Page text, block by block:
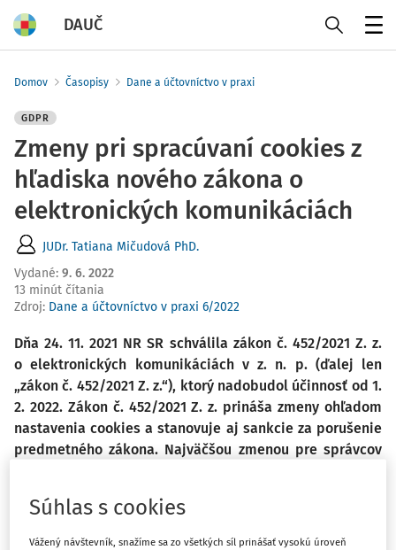
DAUČ
Domov Časopisy Dane a účtovníctvo v praxi
GDPR
Zmeny pri spracúvaní cookies z
hľadiska nového zákona o
elektronických komunikáciách
JUDr. Tatiana Mičudová PhD.
Vydané: 9. 6. 2022
13 minút čítania
Zdroj: Dane a účtovníctvo v praxi 6/2022
Dňa 24. 11. 2021 NR SR schválila zákon č. 452/2021 Z. z.
o elektronických komunikáciách v z. n. p. (ďalej len
„zákon č. 452/2021 Z. z.“), ktorý nadobudol účinnosť od 1.
2. 2022. Zákon č. 452/2021 Z. z. prináša zmeny ohľadom
nastavenia cookies a stanovuje aj sankcie za porušenie
predmetného zákona. Najväčšou zmenou pre správcov
rovnako dostať možnosť neakceptovať cookies.
Súhlas s cookies
Vážený návštevník, snažíme sa zo všetkých síl prinášať vysokú úroveň